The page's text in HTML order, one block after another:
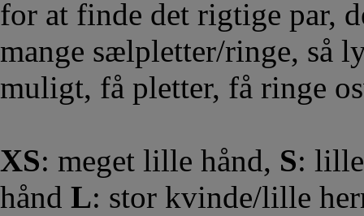
for at finde det rigtige par,
mange sælpletter/ringe, så
muligt, få pletter, få ringe
XS: meget lille hånd, S:
hånd L: stor kvinde/lille